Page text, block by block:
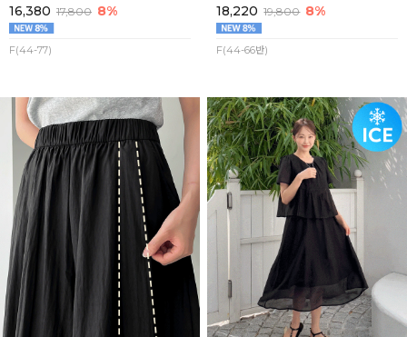
16,380 17,800 8%
F(44-77)
18,220 19,800 8%
F(44-66반)